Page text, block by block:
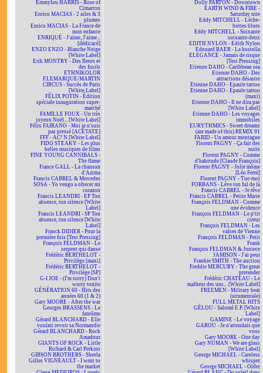
Emmylou HARRIS - Rose of
Cimarron
Enrico MACIAS - 2 ailes & 3
plumes
Enrico MACIAS - La France de
mon enfance
ENRIQUÉ - J'aime, J'aime...
[dédicacé]
ENZO ENZO - Blanche Neige
[White Label]
Erik MONTRY - Des fleurs et
des fusils
ETHNIKOLOR
F.LEMARQUE/MARTIN
CIRCUS - Succès de Paris
[White Label]
FÉLIX POTIN - Édition
spéciale inauguration super-
marché
FAMILLE FOUX - Un très
joyeux Noël... [White Label]
Félix FAIRANO - Moi je n'suis
pas pressé [ACÉTATE]
FFF - AC² N [White Label]
FIDO STEAKY - Les plus
belles musiques de films
FINE YOUNG CANNIBALS -
The flame
France GALL - La chanson
d'Azima
Francis CABREL & Mercedes
SOSA - Yo vengo a ofrecer mi
corazon
Francis LEANDRI - EP Ton
absence, ton silence [White
Label]
Francis LEANDRI - SP Ton
absence, ton silence [White
Label]
Franck DIDIER - Pour la
première fois [Test Pressing]
François FELDMAN - Le
serpent qui danse
Frédéric BERTHELOT -
Privilège [maxi]
Frédéric BERTHELOT -
Privilège [SP]
G-I JOE - (I'm sorry) Don't
worry tonite
GÉNÉRATION 60 - Hits des
années 60 (1 & 2)
Gary MOORE - After the war
Georges BRASSENS - Le
fantôme
Gérard BLANCHARD - Elle
voulait revoir sa Normandie
Gérard BLANCHARD - Rock
Amadour
GIANTS OF ROCK - Little
Richard & Carl Perkins
GIBSON BROTHERS - Sheela
Gilles VIGNEAULT - I went to
the market
Dolly PARTON - Downtown
EARTH WIND & FIRE -
Saturday nite
Eddy MITCHELL - Lèche-
bottes blues
Eddy MITCHELL - Soixante
soixante-deux
EDITH NYLON - Edith Nylon
Edouard BAER - La bostella
ELEGANCE - Jamais de risque
[Test Pressing]
Etienne DAHO - Caribbean sea
Etienne DAHO - Des
attractions désastre
Etienne DAHO - Epaule tattoo
Etienne DAHO - Epaule tattoo
(maxi)
Etienne DAHO - Il ne dira pas
[White Label]
Etienne DAHO - Les voyages
immobiles
EURYTHMICS - Sweet dreams
(are made of this) REMIX 91
FARID - Un amour montagne
Florent PAGNY - Ça fait des
nuits
Florent PAGNY - Comme
d'habitude [Claude François]
Florent PAGNY - Jolie môme
[Léo Ferré]
Florent PAGNY - Tue-moi
FORBANS - Lève ton ful de là
Francis CABREL - Je rêve
Francis CABREL - Petite Marie
François FELDMAN - Comme
une évidence
François FELDMAN - Le p'tit
cireur
François FELDMAN - Les
valses de Vienne
François FELDMAN - Petit
Frank
François FELDMAN & Joniece
JAMISON - J'ai peur
Frankie SMITH - The auction
Freddie MERCURY - The great
pretender
Frédéric CHATEAU - Le
malheur des uns... [White Label]
FREEMEN - Military beat
(strumentale)
FULL METAL HITS
GÉLOU - Salomé E.P. [White
Label]
GAMINE - Le voyage
GAROU - Je n'attendais que
vous
Gary MOORE - One day
Gary NUMAN - We are glass
[White Label]
George MICHAEL - Careless
whisper
George MICHAEL - Older